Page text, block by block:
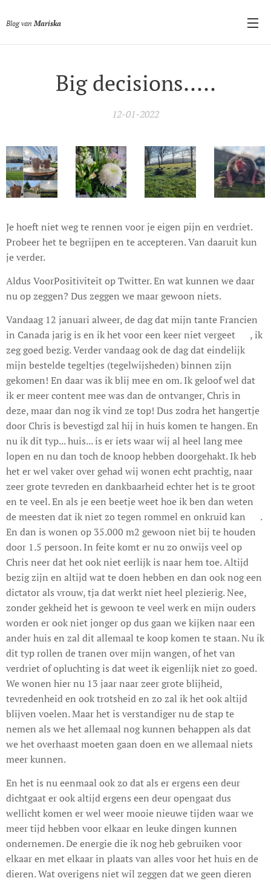
Blog van Mariska
Big decisions.....
12-01-2022
Je hoeft niet weg te rennen voor je eigen pijn en verdriet.
Probeer het te begrijpen en te accepteren. Van daaruit kun
je verder.
Aldus VoorPositiviteit op Twitter. En wat kunnen we daar
nu op zeggen? Dus zeggen we maar gewoon niets.
Vandaag 12 januari alweer, de dag dat mijn tante Francien
in Canada jarig is en ik het voor een keer niet vergeet 😇, ik
zeg goed bezig. Verder vandaag ook de dag dat eindelijk
mijn bestelde tegeltjes (tegelwijsheden) binnen zijn
gekomen! En daar was ik blij mee en om. Ik geloof wel dat
ik er meer content mee was dan de ontvanger, Chris in
deze, maar dan nog ik vind ze top! Dus zodra het hangertje
door Chris is bevestigd zal hij in huis komen te hangen. En
nu ik dit typ... huis... is er iets waar wij al heel lang mee
lopen en nu dan toch de knoop hebben doorgehakt. Ik heb
het er wel vaker over gehad wij wonen echt prachtig, naar
zeer grote tevreden en dankbaarheid echter het is te groot
en te veel. En als je een beetje weet hoe ik ben dan weten
de meesten dat ik niet zo tegen rommel en onkruid kan 🙃.
En dan is wonen op 35.000 m2 gewoon niet bij te houden
door 1.5 persoon. In feite komt er nu zo onwijs veel op
Chris neer dat het ook niet eerlijk is naar hem toe. Altijd
bezig zijn en altijd wat te doen hebben en dan ook nog een
dictator als vrouw, tja dat werkt niet heel plezierig. Nee,
zonder gekheid het is gewoon te veel werk en mijn ouders
worden er ook niet jonger op dus gaan we kijken naar een
ander huis en zal dit allemaal te koop komen te staan. Nu ik
dit typ rollen de tranen over mijn wangen, of het van
verdriet of opluchting is dat weet ik eigenlijk niet zo goed.
We wonen hier nu 13 jaar naar zeer grote blijheid,
tevredenheid en ook trotsheid en zo zal ik het ook altijd
blijven voelen. Maar het is verstandiger nu de stap te
nemen als we het allemaal nog kunnen behappen als dat
we het overhaast moeten gaan doen en we allemaal niets
meer kunnen.
En het is nu eenmaal ook zo dat als er ergens een deur
dichtgaat er ook altijd ergens een deur opengaat dus
wellicht komen er wel weer mooie nieuwe tijden waar we
meer tijd hebben voor elkaar en leuke dingen kunnen
ondernemen. De energie die ik nog heb gebruiken voor
elkaar en met elkaar in plaats van alles voor het huis en de
dieren. Wat overigens niet wil zeggen dat we geen dieren